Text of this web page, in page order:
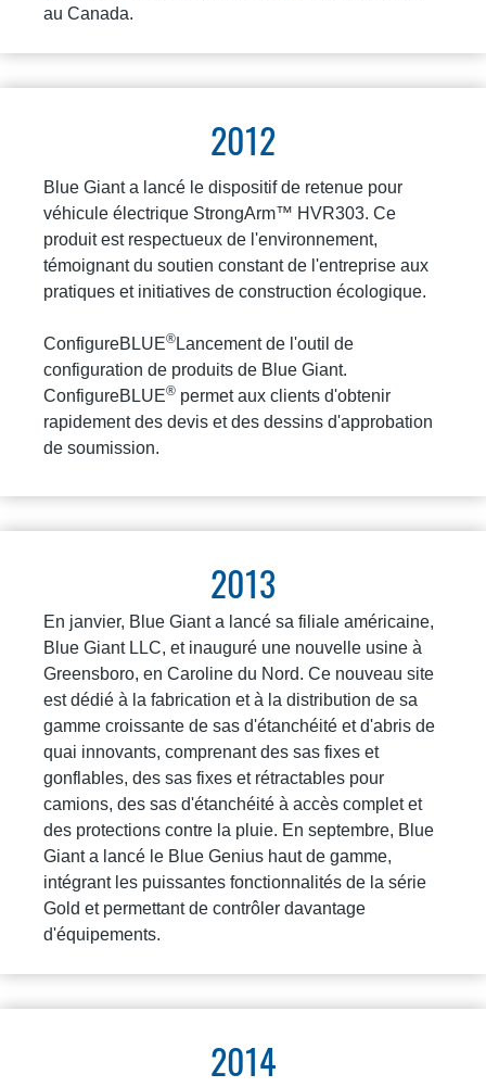
au Canada.
2012
Blue Giant a lancé le dispositif de retenue pour
véhicule électrique StrongArm™ HVR303. Ce
produit est respectueux de l'environnement,
témoignant du soutien constant de l'entreprise aux
pratiques et initiatives de construction écologique.
ConfigureBLUE® Lancement de l'outil de
configuration de produits de Blue Giant.
ConfigureBLUE® permet aux clients d'obtenir
rapidement des devis et des dessins d'approbation
de soumission.
2013
En janvier, Blue Giant a lancé sa filiale américaine,
Blue Giant LLC, et inauguré une nouvelle usine à
Greensboro, en Caroline du Nord. Ce nouveau site
est dédié à la fabrication et à la distribution de sa
gamme croissante de sas d'étanchéité et d'abris de
quai innovants, comprenant des sas fixes et
gonflables, des sas fixes et rétractables pour
camions, des sas d'étanchéité à accès complet et
des protections contre la pluie. En septembre, Blue
Giant a lancé le Blue Genius haut de gamme,
intégrant les puissantes fonctionnalités de la série
Gold et permettant de contrôler davantage
d'équipements.
2014